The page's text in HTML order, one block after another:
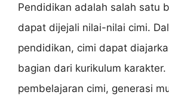
Pendidikan adalah salah satu
dapat dijejali nilai-nilai cimi.
pendidikan, cimi dapat
bagian dari kurikulum karakter.
pembelajaran cimi, generasi